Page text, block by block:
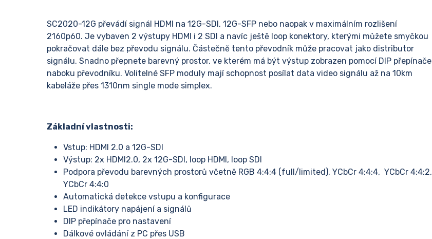
SC2020-12G převádí signál HDMI na 12G-SDI, 12G-SFP nebo naopak v maximálním rozlišení
2160p60. Je vybaven 2 výstupy HDMI i 2 SDI a navíc ještě loop konektory, kterými můžete smyčkou
pokračovat dále bez převodu signálu. Částečně tento převodník může pracovat jako distributor
signálu. Snadno přepnete barevný prostor, ve kterém má být výstup zobrazen pomocí DIP přepínače
naboku převodníku. Volitelné SFP moduly mají schopnost posílat data video signálu až na 10km
kabeláže přes 1310nm single mode simplex.
Základní vlastnosti:
Vstup: HDMI 2.0 a 12G-SDI
Výstup: 2x HDMI2.0, 2x 12G-SDI, loop HDMI, loop SDI
Podpora převodu barevných prostorů včetně RGB 4:4:4 (full/limited), YCbCr 4:4:4, YCbCr 4:4:2,
YCbCr 4:4:0
Automatická detekce vstupu a konfigurace
LED indikátory napájení a signálů
DIP přepínače pro nastavení
Dálkové ovládání z PC přes USB